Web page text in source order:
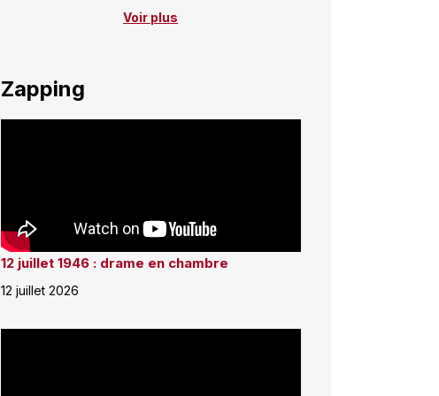
Voir plus
Zapping
12 juillet 1946 : drame en chambre
12 juillet 2026